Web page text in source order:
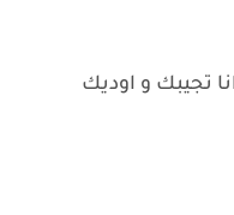
تجيبك و اوديك